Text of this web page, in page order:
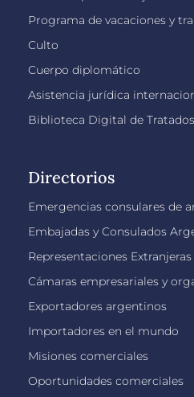
Programa de vacaciones y
Culto
Cuerpo diplomático
Asistencia jurídica
Biblioteca Digital de Tratados
Directorios
Emergencias consulares de
Embajadas y Consulados
Representaciones Extranjeras
Cámaras empresariales y
Exportadores argentinos
Importadores en el mundo
Misiones comerciales
Oportunidades comerciales